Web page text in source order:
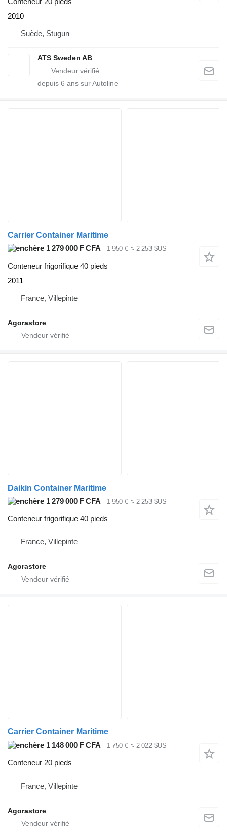
2010
Suède, Stugun
ATS Sweden AB
depuis 6 ans sur Autoline
Carrier Container Maritime
1 279 000 F CFA
1 950 € ≈ 2 253 $US
Conteneur frigorifique 40 pieds
2011
France, Villepinte
Agorastore
Daikin Container Maritime
1 279 000 F CFA
1 950 € ≈ 2 253 $US
Conteneur frigorifique 40 pieds
France, Villepinte
Agorastore
Carrier Container Maritime
1 148 000 F CFA
1 750 € ≈ 2 022 $US
Conteneur 20 pieds
France, Villepinte
Agorastore